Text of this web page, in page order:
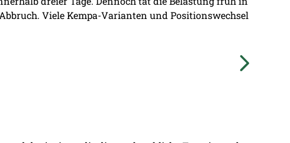
Viele Kempa-Varianten und Positionswechsel